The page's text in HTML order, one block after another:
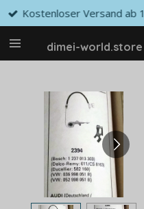
Zum
Hauptinhalt
springendimei-
Kostenloser Versand ab